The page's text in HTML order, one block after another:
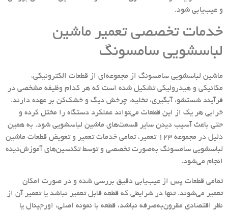
و عیب‌یابی شود.
خدمات تخصصی تعمیر ماشین
لباسشویی سامسونگ
ماشین لباسشویی سامسونگ از مجموعه‌ای از قطعات الکترونیکی،
مکانیکی و هیدرولیکی تشکیل شده است که هر کدام وظیفه مشخصی در
فرآیند شستشو، آبگیری، تخلیه، چرخش دیگ و خشک‌کن بر عهده دارند.
خرابی هر یک از این قطعات می‌تواند عملکرد دستگاه را مختل کرده و
حتی باعث آسیب دیدن سایر قسمت‌های ماشین لباسشویی شود. به همین
دلیل در مجموعه 123 تعمیر، تمامی خدمات تعمیر و تعویض قطعات ماشین
لباسشویی سامسونگ به‌صورت تخصصی و توسط تکنسین‌های آموزش‌دیده
انجام می‌شود.
تمامی قطعات پس از عیب‌یابی دقیق بررسی شده و در صورت امکان
تعمیر می‌شوند. تنها در شرایطی که قطعه قابل تعمیر نباشد یا تعمیر آن از
نظر اقتصادی مقرون‌به‌صرفه نباشد، قطعه با نمونه اصلی، اورجینال یا